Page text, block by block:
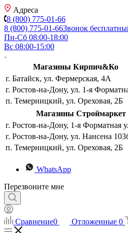
Адреса
8 (800) 775-01-66
8 (800) 775-01-66Звонок
Пн-Сб 08:00-18:00
Вс 08:00-15:00
Магазины Кирпич&Ко
г. Батайск, ул. Фермерская, 4А
г. Ростов-на-Дону, ул. 1-я
п. Темерницкий, ул. Ореховая, 2Б
Магазины Строймаркет
г. Ростов-на-Дону, 1-я Форматная
г. Ростов-на-Дону, ул. Нансена
п. Темерницкий, ул. Ореховая, 2Б
WhatsApp
Перезвоните мне
Сравнение0 Отложенные 0